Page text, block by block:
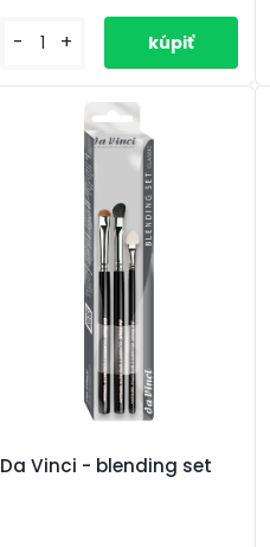
- +
Da Vinci - blending set